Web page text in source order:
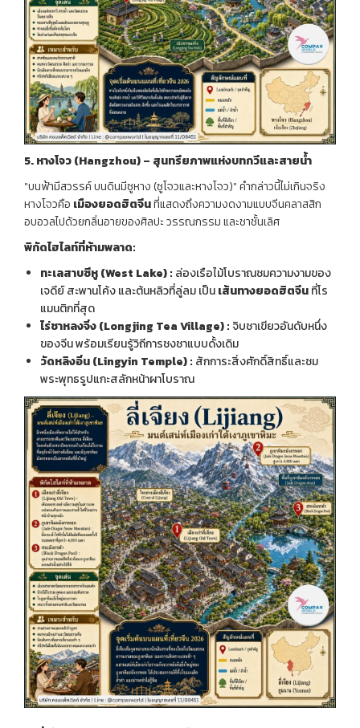
5.หางโจว(Hangzhou) – สุนทรียภาพแห่งบทกวีและสายน้ำ
"บนฟ้ามีสวรรค์ บนดินมีซูหาง (ซูโจวและหางโจว)" คำกล่าวนี้ไม่เกินจริง
หางโจวคือ เมืองยอดฮิตจีนที่แสดงถึงความงดงามแบบจีนคลาสสิก
อบอวลไปด้วยกลิ่นอายของศิลปะ วรรณกรรม และชาชั้นเลิศ
พิกัดไฮไลท์ที่ห้ามพลาด:
ทะเลสาบซีหู(West Lake) : ล่องเรือไม้โบราณชมความงามของ
เจดีย์ สะพานโค้ง และต้นหลิวที่ลู่ลม เป็นเส้นทางยอดฮิตจีนที่โร
แมนติกที่สุด
ไร่ชาหลงจิ่ง(Longjing Tea Village) :จิบชาเขียวอันดับหนึ่ง
ของจีน พร้อมเรียนรู้วิถีการชงชาแบบดั้งเดิม
วัดหลิงอิ่น(Lingyin Temple) : สักการะสิ่งศักดิ์สิทธิ์และชม
พระพุทธรูปแกะสลักหน้าผาโบราณ